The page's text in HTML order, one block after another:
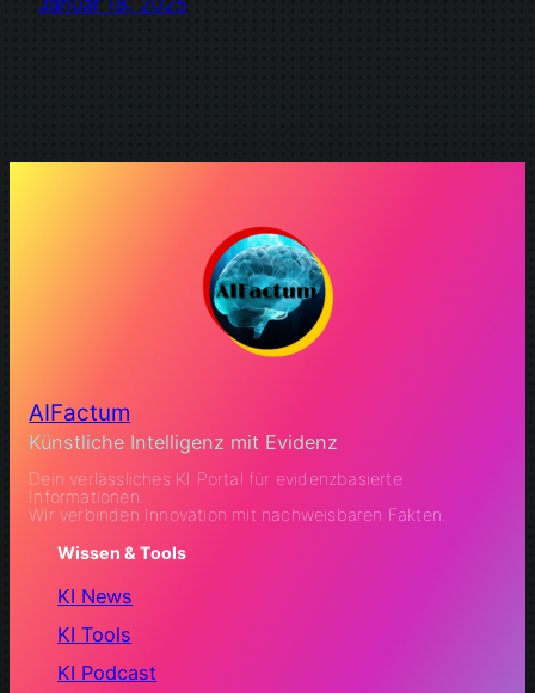
AIFactum
Künstliche Intelligenz mit Evidenz
Dein verlässliches KI Portal für evidenzbasierte
Informationen.
Wir verbinden Innovation mit nachweisbaren Fakten.
Wissen & Tools
KI News
KI Tools
KI Podcast